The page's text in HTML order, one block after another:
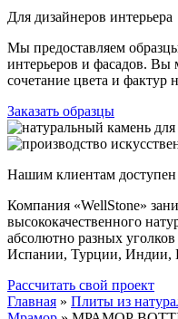
Для дизайнеров интерьера
Мы предоставляем
интерьеров и фасадов. Вы
сочетание цвета и фактур
Заказать образцы
Нашим клиентам
Компания «WellStone»
высококачественного
абсолютно разных
Испании, Турции, Индии,
Рассчитать свой проект
Главная » Плиты из